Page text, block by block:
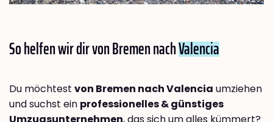
So helfen wir dir von Bremen nachValencia
Du möchtest von Bremen nach Valencia umziehen
und suchst ein professionelles & günstiges